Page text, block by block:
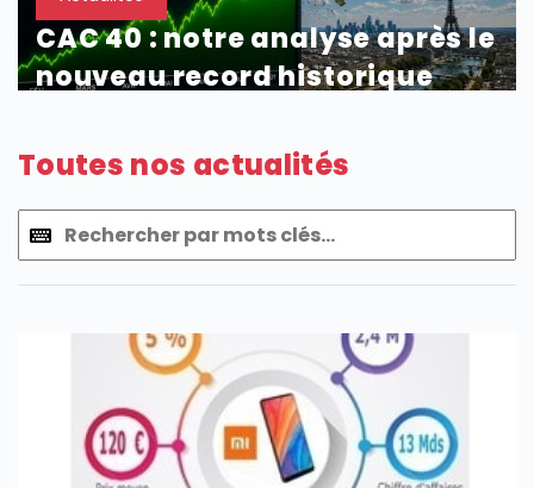
CAC 40 : notre analyse après le
nouveau record historique
Toutes nos actualités